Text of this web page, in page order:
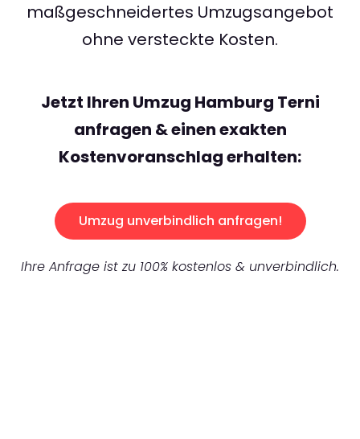
maßgeschneidertes Umzugsangebot
ohne versteckte Kosten.
Jetzt Ihren Umzug Hamburg Terni
anfragen & einen exakten
Kostenvoranschlag erhalten:
Umzug unverbindlich anfragen!
Ihre Anfrage ist zu 100% kostenlos & unverbindlich.